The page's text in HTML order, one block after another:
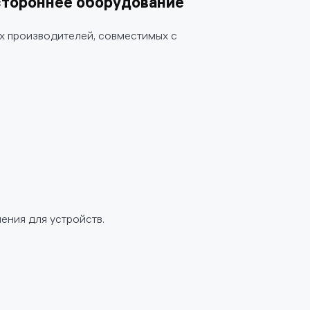
оборудование
производителей, совместимых с
для устройств.